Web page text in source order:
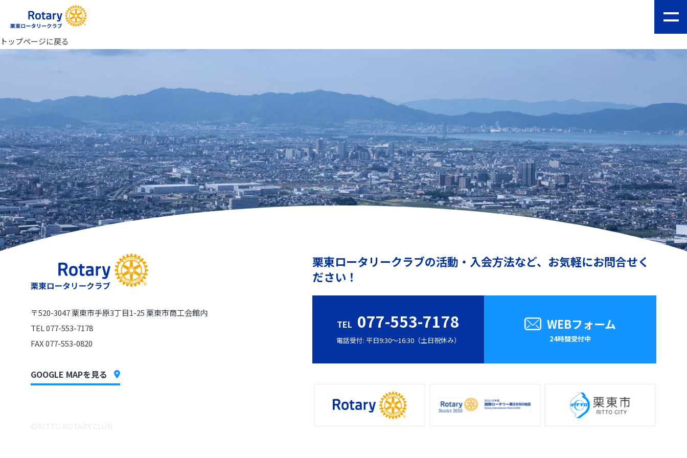
トップページに戻る
〒520-3047栗東市手原3丁目1-25 栗東市商工会館内
TEL 077-553-7178
FAX 077-553-0820
GOOGLE MAPを見る
栗東ロータリークラブの活動・入会方法など、お気軽にお問合せく
ださい！
TEL 077-553-7178
電話受付: 平日9:30〜16:30（土日祝休み）
WEBフォーム
24時間受付中
©︎RITTO ROTARY CLUB